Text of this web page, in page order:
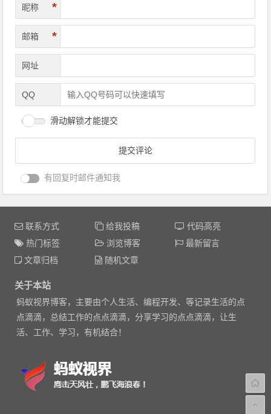
昵称 *
邮箱 *
网址
QQ
滑动解锁才能提交
有回复时邮件通知我
联系方式 给我投稿
代码高亮
热门标签
浏览博客
最新留言
文章归档
随机文章
关于本站
蚂蚁视界博客，主要由个人生活、编程开发、等记录生活的点
点滴滴，总结工作的点点滴滴，分享学习的点点滴滴，让生
活、工作、学习，有机结合！